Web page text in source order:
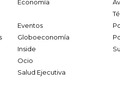
Economía
Eventos
Globoeconomía
Inside
Ocio
Salud Ejecutiva